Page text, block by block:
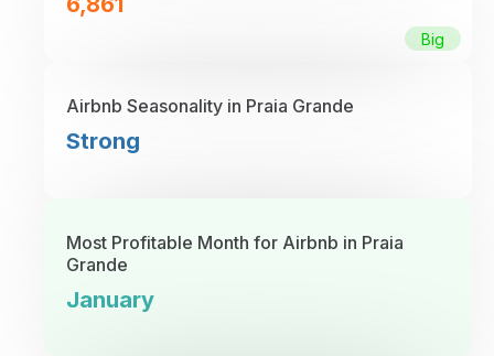
Big
Airbnb Seasonality in Praia Grande
Strong
Most Profitable Month for Airbnb in Praia
Grande
January